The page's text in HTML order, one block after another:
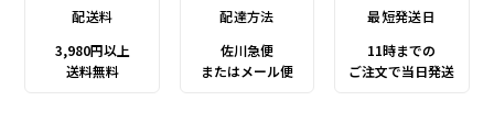
配送料
3,980円以上
送料無料
配達方法
佐川急便
またはメール便
最短発送日
11時までの
ご注文で当日発送